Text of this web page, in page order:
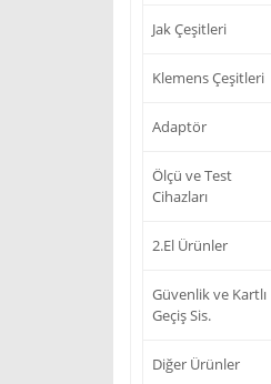
Jak Çeşitleri
Klemens Çeşitleri
Adaptör
Ölçü ve Test
Cihazları
2.El Ürünler
Güvenlik ve Kartlı
Geçiş Sis.
Diğer Ürünler